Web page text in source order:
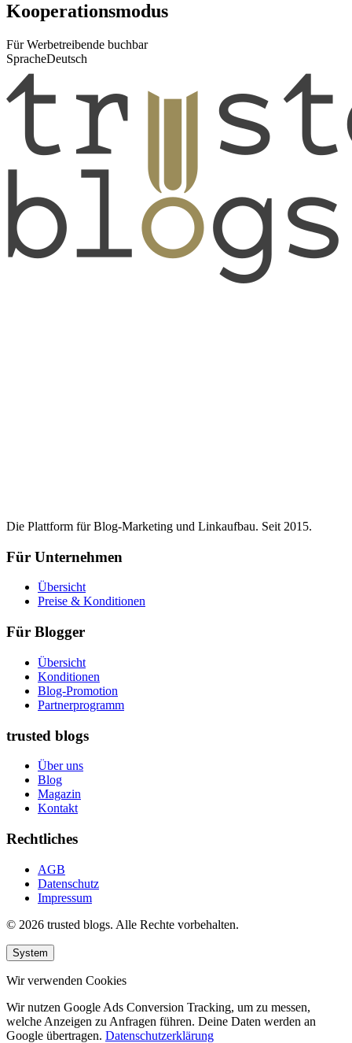
Kooperationsmodus
Für Werbetreibende buchbar
SpracheDeutsch
Die Plattform für Blog-Marketing und Linkaufbau. Seit 2015.
Für Unternehmen
Übersicht
Preise & Konditionen
Für Blogger
Übersicht
Konditionen
Blog-Promotion
Partnerprogramm
trusted blogs
Über uns
Blog
Magazin
Kontakt
Rechtliches
AGB
Datenschutz
Impressum
© 2026 trusted blogs. Alle Rechte vorbehalten.
System
Wir verwenden Cookies
Wir nutzen Google Ads Conversion Tracking, um zu messen,
welche Anzeigen zu Anfragen führen. Deine Daten werden an
Google übertragen. Datenschutzerklärung